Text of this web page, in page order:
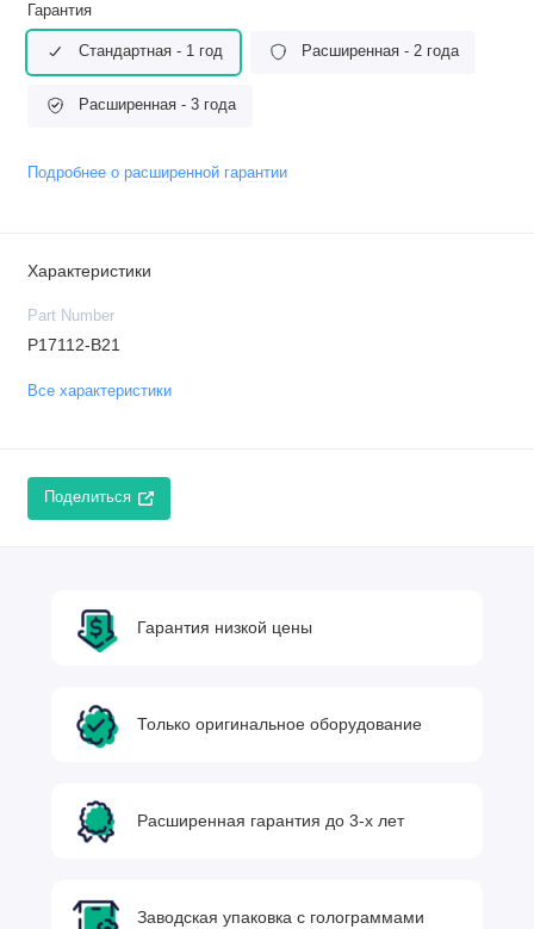
Гарантия
Стандартная - 1 год Расширенная - 2 года
Расширенная - 3 года
Подробнее о расширенной гарантии
Характеристики
Part Number
P17112-B21
Все характеристики
Поделиться
Гарантия низкой цены
Только оригинальное оборудование
Расширенная гарантия до 3-х лет
Заводская упаковка с голограммами